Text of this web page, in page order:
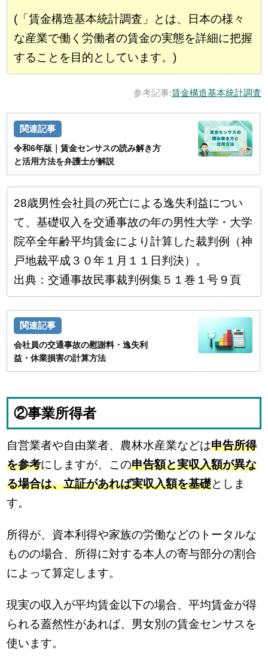
(「賃金構造基本統計調査」とは、日本の様々
な産業で働く労働者の賃金の実態を詳細に把握
することを目的としています。)
参考記事:賃金構造基本統計調査
令和6年版｜賃金センサスの読み解き方
と活用方法を弁護士が解説
28歳男性会社員の死亡による逸失利益につい
て、基礎収入を交通事故の年の男性大学・大学
院卒全年齢平均賃金により計算した裁判例（神
戸地裁平成３０年１月１１日判決）。
出典：交通事故民事裁判例集５１巻１号９頁
会社員の交通事故の慰謝料・逸失利
益・休業損害の計算方法
②事業所得者
自営業者や自由業者、農林水産業などは申告所得
を参考にしますが、この申告額と実収入額が異な
る場合は、立証があれば実収入額を基礎としま
す。
所得が、資本利得や家族の労働などのトータルな
ものの場合、所得に対する本人の寄与部分の割合
によって算定します。
現実の収入が平均賃金以下の場合、平均賃金が得
られる蓋然性があれば、男女別の賃金センサスを
使います。